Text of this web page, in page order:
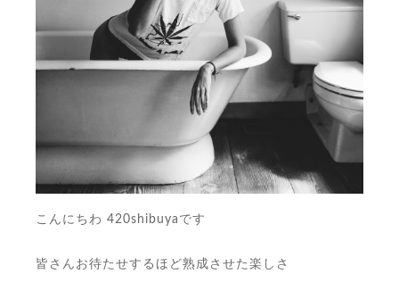
こんにちわ 420shibuyaです
皆さんお待たせするほど熟成させた楽しさ